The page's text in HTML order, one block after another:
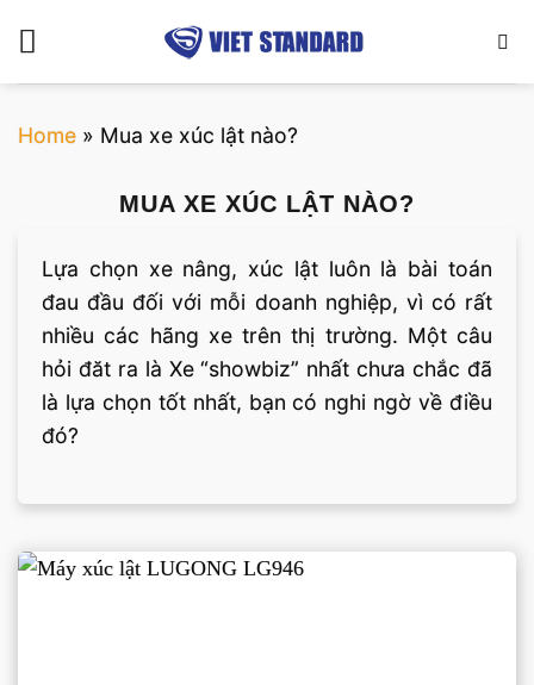
qua
nội
Home » Mua xe xúc lật nào?
MUA XE XÚC LẬT NÀO?
Lựa chọn xe nâng, xúc lật luôn là bài toán
đau đầu đối với mỗi doanh nghiệp, vì có rất
nhiều các hãng xe trên thị trường. Một câu
hỏi đăt ra là Xe “showbiz” nhất chưa chắc đã
là lựa chọn tốt nhất, bạn có nghi ngờ về điều
đó?